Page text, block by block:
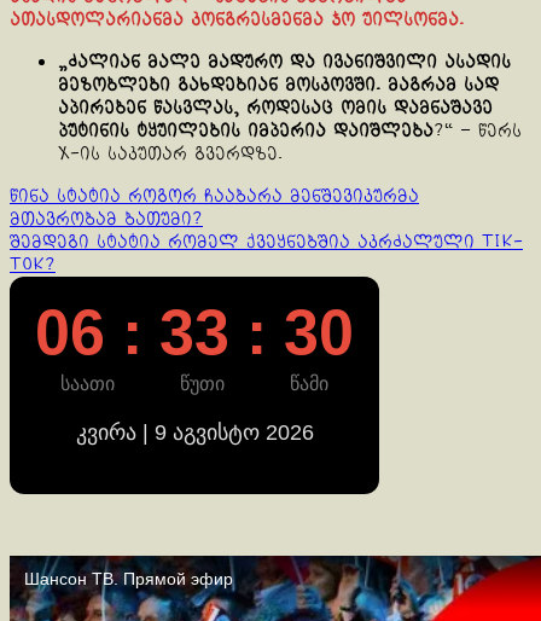
ათასდოლარიანმა კონგრესმენმა ჯო უილსონმა.
„ძალიან მალე მადურო და ივანიშვილი ასადის
მეზობლები გახდებიან მოსკოვში. მაგრამ სად
აპირებენ წასვლას, როდესაც ომის დამნაშავე
პუტინის ტყუილების იმპერია დაიშლება?“ – წერს
X-ის საკუთარ გვერდზე.
Continue
Reading
წინა სტატია როგორ ჩააბარა მენშევიკურმა
მთავრობამ ბათუმი?
შემდეგი სტატია რომელ ქვეყნებშია აკრძალული Tik-
Tok?
06 : 33 : 31
საათი წუთი წამი
კვირა | 9 აგვისტო 2026